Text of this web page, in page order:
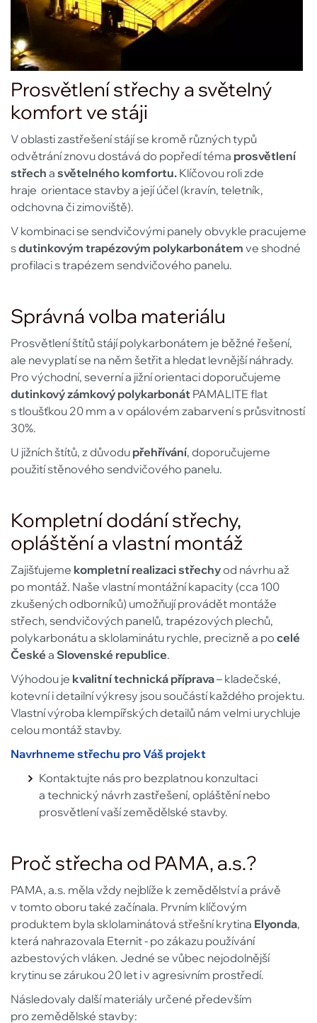
Prosvětlení střechy a světelný
komfort ve stáji
V oblasti zastřešení stájí se kromě různých typů
odvětrání znovu dostává do popředí téma prosvětlení
střech a světelného komfortu. Klíčovou roli zde
hraje orientace stavby a její účel (kravín, teletník,
odchovna či zimoviště).
V kombinaci se sendvičovými panely obvykle pracujeme
sdutinkovým trapézovým polykarbonátem ve shodné
profilaci s trapézem sendvičového panelu.
Správná volba materiálu
Prosvětlení štítů stájí polykarbonátem je běžné řešení,
ale nevyplatí se na něm šetřit a hledat levnější náhrady.
Pro východní, severní a jižní orientaci doporučujeme
dutinkový zámkový polykarbonát PAMALITE flat
s tloušťkou 20 mm a v opálovém zabarvení s průsvitností
30%.
U jižních štítů, z důvodu přehřívání, doporučujeme
použití stěnového sendvičového panelu.
Kompletní dodání střechy,
opláštění a vlastní montáž
Zajišťujeme kompletní realizaci střechyod návrhu až
po montáž. Naše vlastní montážní kapacity (cca 100
zkušených odborníků) umožňují provádět montáže
střech, sendvičových panelů, trapézových plechů,
polykarbonátu a sklolaminátu rychle, precizně a po celé
České a Slovenské republice.
Výhodou je kvalitní technická příprava– kladečské,
kotevní i detailní výkresy jsou součástí každého projektu.
Vlastní výroba klempířských detailů nám velmi urychluje
celou montáž stavby.
Navrhneme střechu pro Váš projekt
Kontaktujte nás pro bezplatnou konzultaci
a technický návrh zastřešení, opláštění nebo
prosvětlení vaší zemědělské stavby.
Proč střecha od PAMA, a.s.?
PAMA, a.s. měla vždy nejblíže k zemědělství a právě
v tomto oboru také začínala. Prvním klíčovým
produktem byla sklolaminátová střešní krytina Elyonda,
která nahrazovala Eternit - po zákazu používání
azbestových vláken. Jedné se vůbec nejodolnější
krytinu se zárukou 20 let i v agresivním prostředí.
Následovaly další materiály určené především
pro zemědělské stavby: